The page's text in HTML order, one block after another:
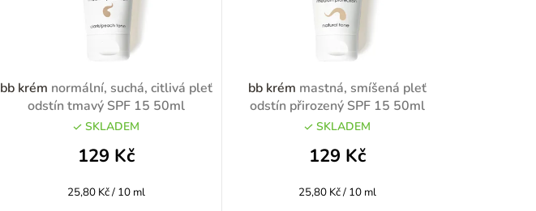
bb krém normální, suchá, citlivá pleť
odstín tmavý SPF 15 50ml
SKLADEM
129 Kč
Měrná
25,80 Kč / 10 ml
bb krém mastná, smíšená pleť
odstín přirozený SPF 15 50ml
SKLADEM
129 Kč
Měrná
25,80 Kč / 10 ml